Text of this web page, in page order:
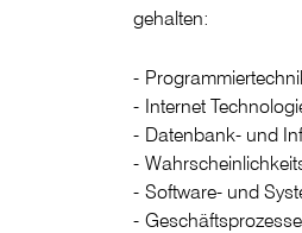
gehalten:
Internet
Datenbank- und
Software- und